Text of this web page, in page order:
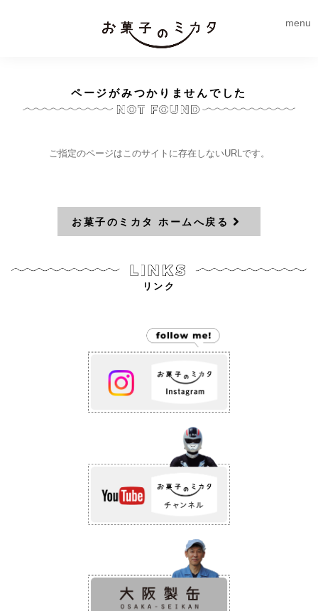
menu
ページがみつかりませんでした
ご指定のページはこのサイトに存在しないURLです。
お菓子のミカタ ホームへ戻る
リンク